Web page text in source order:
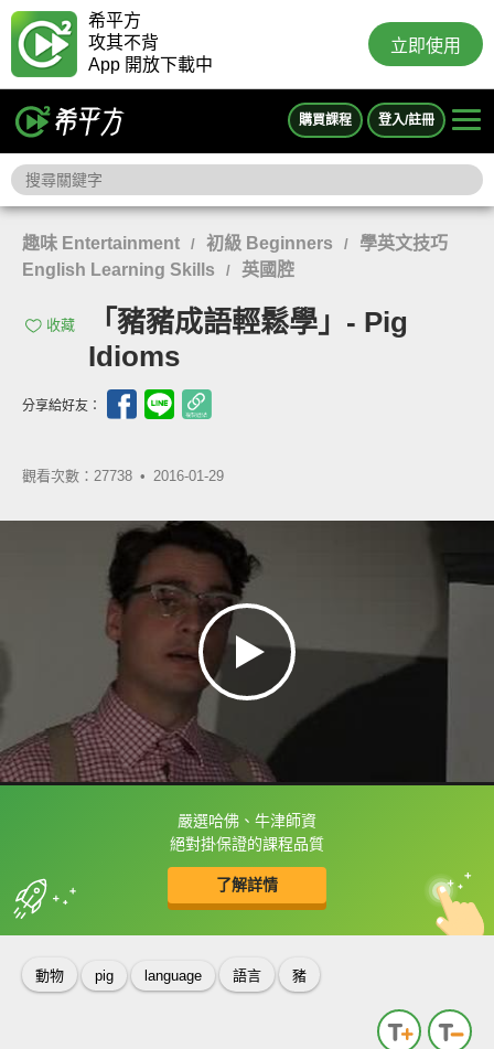
希平方
攻其不背
App 開放下載中
立即使用
購買課程 登入/註冊
趣味 Entertainment / 初級 Beginners /
學英文技巧
English Learning Skills
/ 英國腔
收藏
「豬豬成語輕鬆學」- Pig
Idioms
分享給好友：
觀看次數：27738 • 2016-01-29
嚴選哈佛、牛津師資
絕對掛保證的課程品質
了解詳情
框選或點兩下字幕可以直接查字典喔！
收錄佳句 中
英
動物 pig language 語言 豬